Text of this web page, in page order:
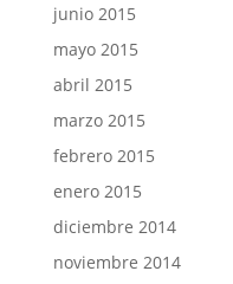
junio 2015
mayo 2015
abril 2015
marzo 2015
febrero 2015
enero 2015
diciembre 2014
noviembre 2014